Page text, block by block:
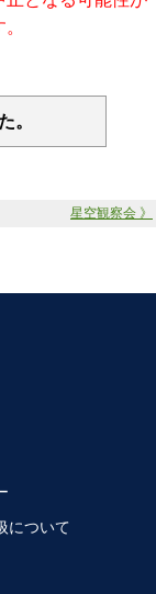
。
星空観察会 》
について